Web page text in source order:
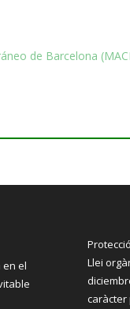
de Barcelona
en el
Llei
caràcter